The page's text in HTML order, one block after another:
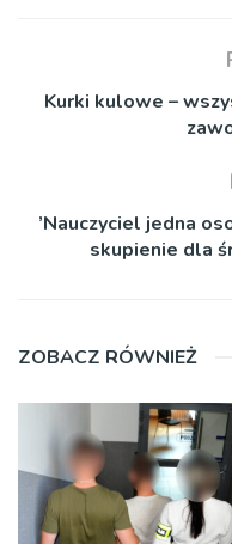
Kurki kulowe –
’Nauczyciel jedna
skupienie dla
ZOBACZ RÓWNIEŻ